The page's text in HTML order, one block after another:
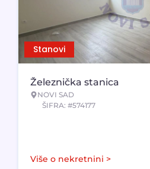
Stanovi
Železnička stanica
NOVI SAD
ŠIFRA: #574177
Više o nekretnini >